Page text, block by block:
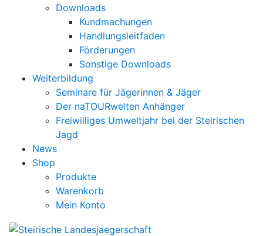
Downloads
Kundmachungen
Handlungsleitfaden
Förderungen
Sonstige Downloads
Weiterbildung
Seminare für Jägerinnen & Jäger
Der naTOURwelten Anhänger
Freiwilliges Umweltjahr bei der Steirischen
Jagd
News
Shop
Produkte
Warenkorb
Mein Konto